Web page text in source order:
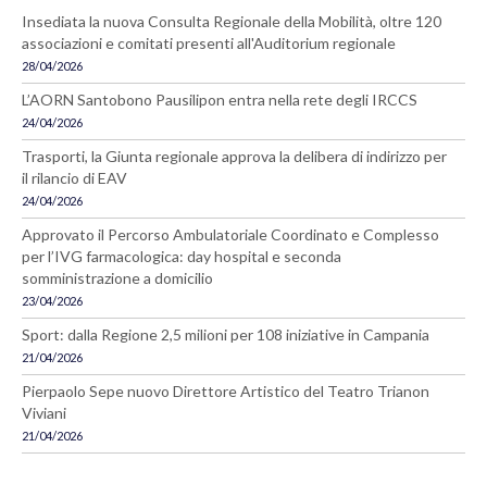
Insediata la nuova Consulta Regionale della Mobilità, oltre 120
associazioni e comitati presenti all'Auditorium regionale
28/04/2026
L’AORN Santobono Pausilipon entra nella rete degli IRCCS
24/04/2026
Trasporti, la Giunta regionale approva la delibera di indirizzo per
il rilancio di EAV
24/04/2026
Approvato il Percorso Ambulatoriale Coordinato e Complesso
per l’IVG farmacologica: day hospital e seconda
somministrazione a domicilio
23/04/2026
Sport: dalla Regione 2,5 milioni per 108 iniziative in Campania
21/04/2026
Pierpaolo Sepe nuovo Direttore Artistico del Teatro Trianon
Viviani
21/04/2026